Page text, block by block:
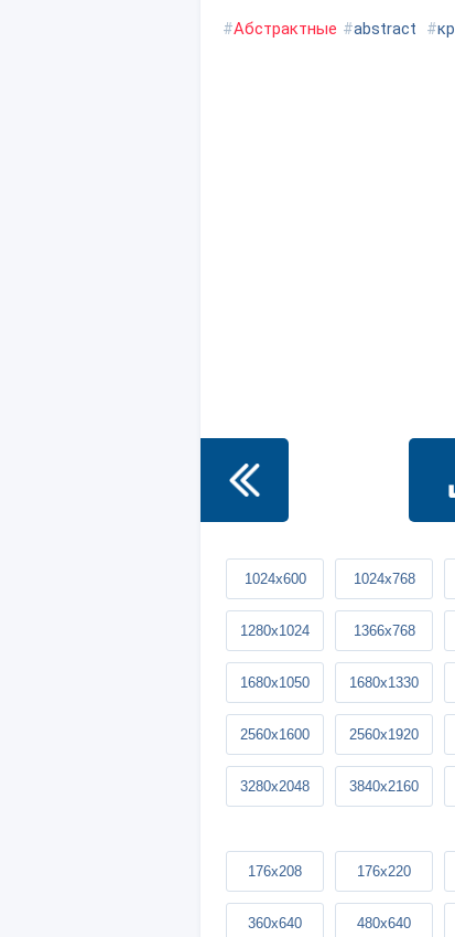
#Абстрактные #abstract #
1024x600 1024x768
1280x1024 1366x768
1680x1050 1680x1330
2560x1600 2560x1920
3280x2048 3840x2160
176x208 176x220
360x640 480x640